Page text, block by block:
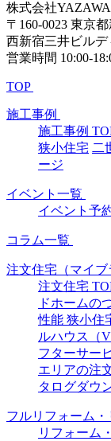
株式会社
〒160-0023 東京
西新宿三井ビルデ
営業時間 10:00-
TOP
施工事例
施工事例
狭小住宅 二
ージ
イベント一覧
イベント予
コラム一覧
注文住宅（マイブ
注文住宅
ドホームの
性能 狭小住
ルハウス（
フターサー
エリアの注
タログダウ
フルリフォーム
リフォーム